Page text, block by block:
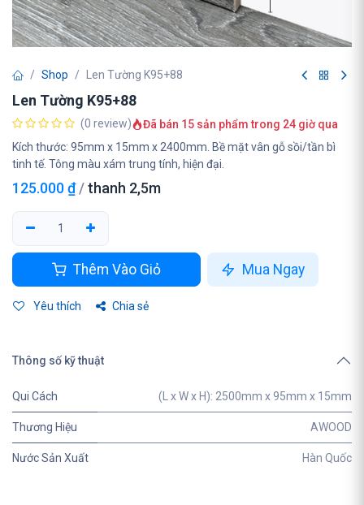
Shop Len Tường K95+88
Len Tường K95+88
(0 review)
Đã bán 15 sản phẩm trong 24 giờ qua
Kích thước: 95mm x 15mm x 2400mm. Bề mặt vân gỗ sồi/tần bì
tinh tế. Tông màu xám trung tính, hiện đại.
125.000₫ /thanh 2,5m
Thêm Vào Giỏ Mua Ngay
Yêu thích Chia sẻ
Thông số kỹ thuật
Qui Cách (L x W x H): 2500mm x 95mm x 15mm
Thương Hiệu AWOOD
Nước Sản Xuất Hàn Quốc